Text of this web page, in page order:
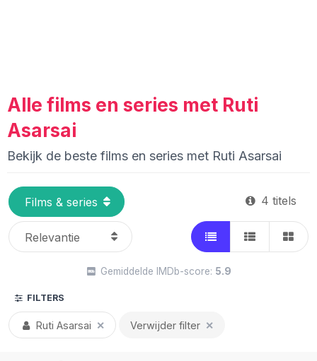
Alle films en series met Ruti
Asarsai
Bekijk de beste films en series met Ruti Asarsai
4 titels
Gemiddelde IMDb-score: 5.9
FILTERS
Ruti Asarsai ✕ Verwijder filter ✕